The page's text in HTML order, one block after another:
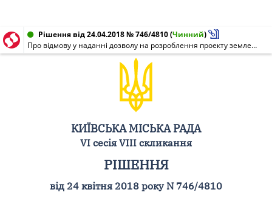
Рішення від 24.04.2018 № 746/4810(Чинний)
Про відмову у наданні дозволу на розроблення проекту землеустрою щодо відведення земельної ділянки комунальному підприємству "Екологія" на вул. Якуба Коласа, 31 у Святошинському районі м. Києва для експлуатації та обслуговування існуючих гаражів
КИЇВСЬКА МІСЬКА РАДА
VI сесія VIII скликання
РІШЕННЯ
від 24 квітня 2018 року N 746/4810